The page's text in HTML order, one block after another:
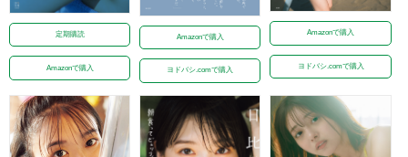
定期購読
Amazonで購入
Amazonで購入
ヨドバシ.comで購入
Amazonで購入
ヨドバシ.comで購入